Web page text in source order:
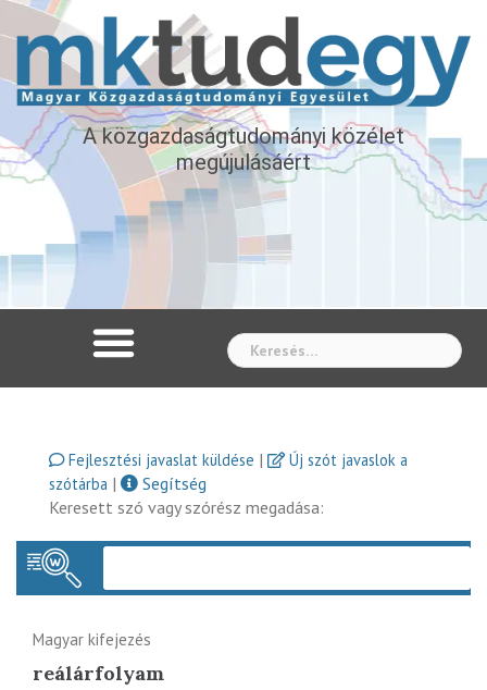
A közgazdaságtudományi közélet
megújulásáért
Fejlesztési javaslat küldése |
Új szót javaslok a
szótárba |
Segítség
Keresett szó vagy szórész megadása:
Magyar kifejezés
reálárfolyam